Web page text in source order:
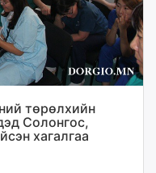
төрөлхийн
Солонгос,
хагалгаа